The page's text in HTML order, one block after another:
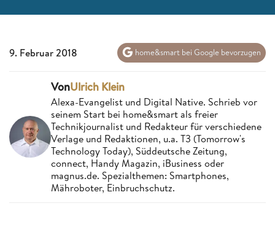
9. Februar 2018 home&smart bei Google bevorzugen
VonUlrich Klein
Alexa-Evangelist und Digital Native. Schrieb vor
seinem Start bei home&smart als freier
Technikjournalist und Redakteur für verschiedene
Verlage und Redaktionen, u.a. T3 (Tomorrow's
Technology Today), Süddeutsche Zeitung,
connect, Handy Magazin, iBusiness oder
magnus.de. Spezialthemen: Smartphones,
Mähroboter, Einbruchschutz.